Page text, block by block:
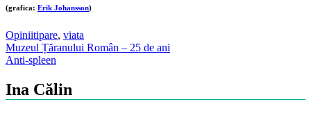
(grafica: Erik Johansson)
Opiniitipare, viata
Post
navigation
Muzeul Țăranului Român – 25 de ani
Anti-spleen
Ina Călin